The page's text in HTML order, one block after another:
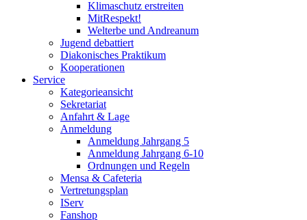
Klimaschutz erstreiten
MitRespekt!
Welterbe und Andreanum
Jugend debattiert
Diakonisches Praktikum
Kooperationen
Service
Kategorieansicht
Sekretariat
Anfahrt & Lage
Anmeldung
Anmeldung Jahrgang 5
Anmeldung Jahrgang 6-10
Ordnungen und Regeln
Mensa & Cafeteria
Vertretungsplan
IServ
Fanshop